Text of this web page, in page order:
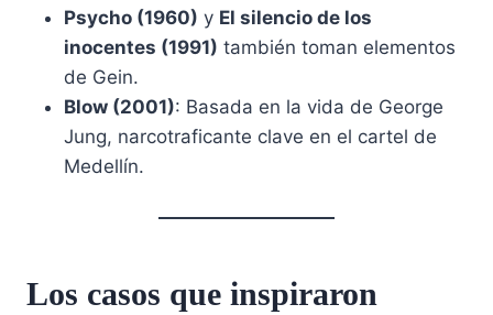
Psycho (1960) y El silencio de los
inocentes (1991) también toman elementos
de Gein.
Blow (2001): Basada en la vida de George
Jung, narcotraficante clave en el cartel de
Medellín.
Los casos que inspiraron